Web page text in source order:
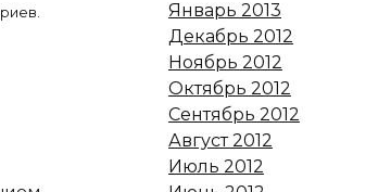
Январь 2013
Декабрь 2012
Ноябрь 2012
Октябрь 2012
Сентябрь 2012
Август 2012
Июль 2012